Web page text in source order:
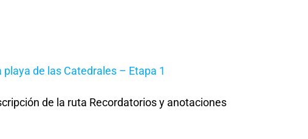
de las Catedrales – Etapa 1
de la ruta Recordatorios y anotaciones